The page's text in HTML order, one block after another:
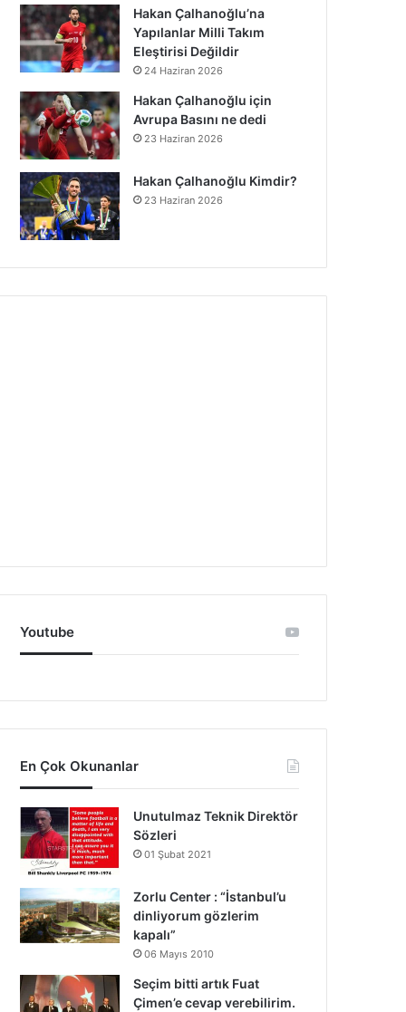
Hakan Çalhanoğlu’na
Yapılanlar Milli Takım
Eleştirisi Değildir
24 Haziran 2026
Hakan Çalhanoğlu için
Avrupa Basını ne dedi
23 Haziran 2026
Hakan Çalhanoğlu Kimdir?
23 Haziran 2026
Youtube
En Çok Okunanlar
Unutulmaz Teknik Direktör
Sözleri
01 Şubat 2021
Zorlu Center : “İstanbul’u
dinliyorum gözlerim
kapalı”
06 Mayıs 2010
Seçim bitti artık Fuat
Çimen’e cevap verebilirim.